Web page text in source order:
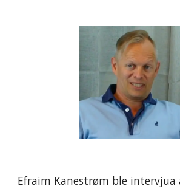
Efraim Kanestrøm ble intervjua